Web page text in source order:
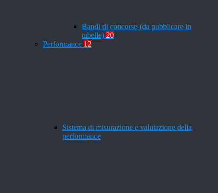
Bandi di concorso (da pubblicare in
tabelle) 20
Performance 12
Sistema di misurazione e valutazione della
performance